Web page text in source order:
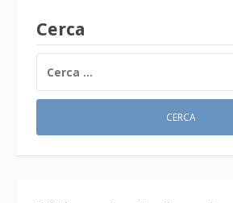
Cerca
PER: